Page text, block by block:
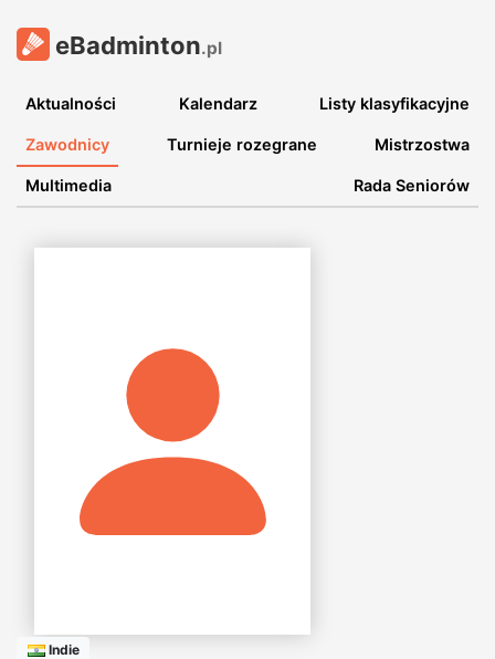
eBadminton.pl
Aktualności Kalendarz Listy klasyfikacyjne
Zawodnicy Turnieje rozegrane Mistrzostwa
Multimedia Rada Seniorów
Indie